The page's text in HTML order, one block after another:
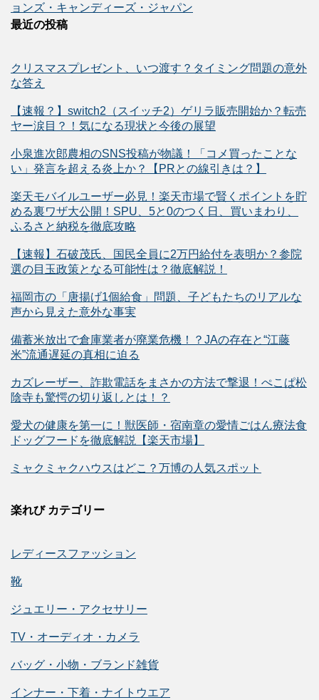
ョンズ・キャンディーズ・ジャパン
最近の投稿
クリスマスプレゼント、いつ渡す？タイミング問題の意外
な答え
【速報？】switch2（スイッチ2）ゲリラ販売開始か？転売
ヤー涙目？！気になる現状と今後の展望
小泉進次郎農相のSNS投稿が物議！「コメ買ったことな
い」発言を超える炎上か？【PRとの線引きは？】
楽天モバイルユーザー必見！楽天市場で賢くポイントを貯
める裏ワザ大公開！SPU、5と0のつく日、買いまわり、
ふるさと納税を徹底攻略
【速報】石破茂氏、国民全員に2万円給付を表明か？参院
選の目玉政策となる可能性は？徹底解説！
福岡市の「唐揚げ1個給食」問題、子どもたちのリアルな
声から見えた意外な事実
備蓄米放出で倉庫業者が廃業危機！？JAの存在と“江藤
米”流通遅延の真相に迫る
カズレーザー、詐欺電話をまさかの方法で撃退！ぺこぱ松
陰寺も驚愕の切り返しとは！？
愛犬の健康を第一に！獣医師・宿南章の愛情ごはん療法食
ドッグフードを徹底解説【楽天市場】
ミャクミャクハウスはどこ？万博の人気スポット
楽れび カテゴリー
レディースファッション
靴
ジュエリー・アクセサリー
TV・オーディオ・カメラ
バッグ・小物・ブランド雑貨
インナー・下着・ナイトウエア